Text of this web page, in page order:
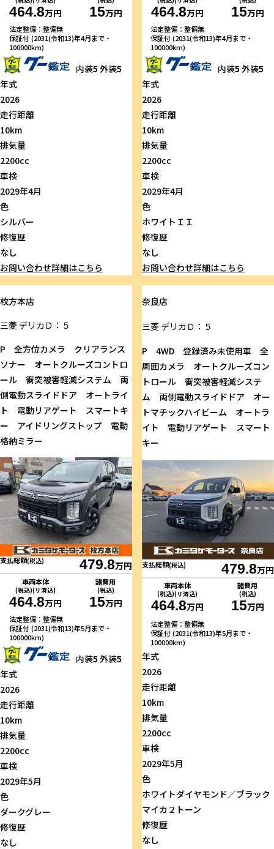
464.8万円 15万円
法定整備：整備無
保証付 (2031(令和13)年4月まで・
100000km)
内装5 外装5
年式
2026
走行距離
10km
排気量
2200cc
車検
2029年4月
色
シルバー
修復歴
なし
お問い合わせ詳細はこちら
464.8万円 15万円
法定整備：整備無
保証付 (2031(令和13)年4月まで・
100000km)
内装5 外装5
年式
2026
走行距離
10km
排気量
2200cc
車検
2029年4月
色
ホワイトＩＩ
修復歴
なし
お問い合わせ詳細はこちら
枚方本店
三菱 デリカＤ：５
P 全方位カメラ クリアランス
ソナー オートクルーズコントロ
ール 衝突被害軽減システム 両
側電動スライドドア オートライ
ト 電動リアゲート スマートキ
ー アイドリングストップ 電動
格納ミラー
支払総額(税込) 479.8万円
車両本体
(税込)(リ済込)
464.8万円
諸費用
(税込)
15万円
法定整備：整備無
保証付 (2031(令和13)年5月まで・
100000km)
内装5 外装5
年式
2026
走行距離
10km
排気量
2200cc
車検
2029年5月
色
ダークグレー
修復歴
なし
奈良店
三菱デリカＤ：５
P 4WD 登録済み未使用車 全
周囲カメラ オートクルーズコン
トロール 衝突被害軽減システ
ム 両側電動スライドドア オー
トマチックハイビーム オートラ
イト 電動リアゲート スマート
キー
支払総額(税込) 479.8万円
車両本体
(税込)(リ済込)
464.8万円
諸費用
(税込)
15万円
法定整備：整備無
保証付 (2031(令和13)年5月まで・
100000km)
年式
2026
走行距離
10km
排気量
2200cc
車検
2029年5月
色
ホワイトダイヤモンド／ブラック
マイカ２トーン
修復歴
なし